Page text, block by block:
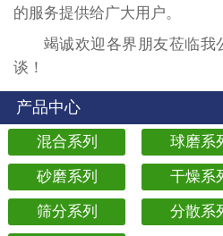
的服务提供给广大用户。
竭诚欢迎各界朋友莅临我
谈！
产品中心
混合系列
球磨系
砂磨系列 干燥系
筛分系列 分散系